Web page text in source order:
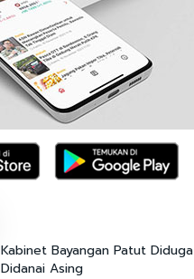
Kabinet Bayangan Patut Diduga
Didanai Asing